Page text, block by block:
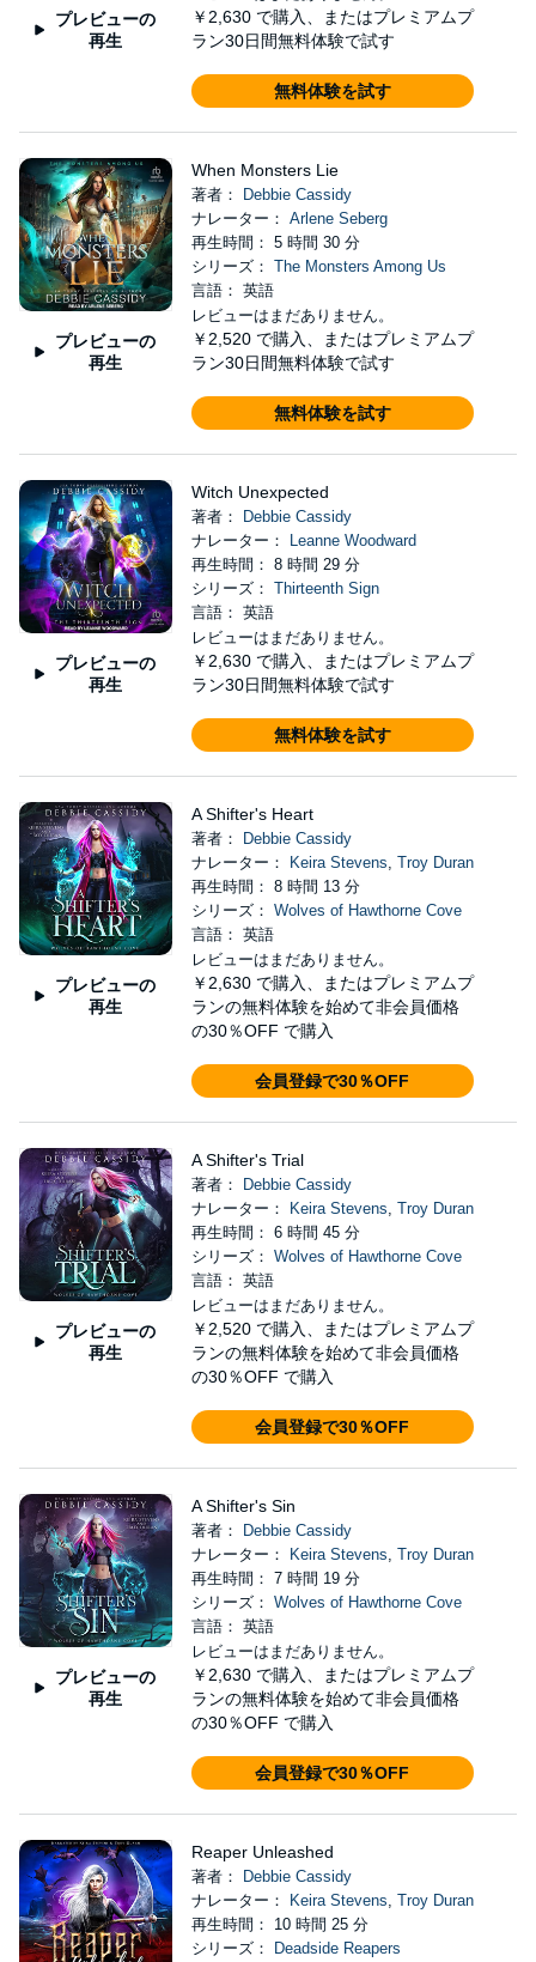
プレビューの
再生
￥2,630 で購入、またはプレミアムプ
ラン30日間無料体験で試す
無料体験を試す
プレビューの
再生
When Monsters Lie
著者：
Debbie Cassidy
ナレーター： Arlene Seberg
再生時間： 5 時間 30 分
シリーズ： The Monsters Among Us
言語： 英語
レビューはまだありません。
￥2,520 で購入、またはプレミアムプ
ラン30日間無料体験で試す
無料体験を試す
プレビューの
再生
Witch Unexpected
著者：
Debbie Cassidy
ナレーター：
Leanne Woodward
再生時間： 8 時間 29 分
シリーズ： Thirteenth Sign
言語： 英語
レビューはまだありません。
￥2,630 で購入、またはプレミアムプ
ラン30日間無料体験で試す
無料体験を試す
プレビューの
再生
A Shifter's Heart
著者：
Debbie Cassidy
ナレーター：
Keira Stevens, Troy Duran
再生時間： 8 時間 13 分
シリーズ： Wolves of Hawthorne Cove
言語： 英語
レビューはまだありません。
￥2,630 で購入、またはプレミアムプ
ランの無料体験を始めて非会員価格
の30％OFF で購入
会員登録で30％OFF
プレビューの
再生
A Shifter's Trial
著者：
Debbie Cassidy
ナレーター：
Keira Stevens, Troy Duran
再生時間： 6 時間 45 分
シリーズ： Wolves of Hawthorne Cove
言語： 英語
レビューはまだありません。
￥2,520 で購入、またはプレミアムプ
ランの無料体験を始めて非会員価格
の30％OFF で購入
会員登録で30％OFF
プレビューの
再生
A Shifter's Sin
著者：
Debbie Cassidy
ナレーター：
Keira Stevens, Troy Duran
再生時間： 7 時間 19 分
シリーズ： Wolves of Hawthorne Cove
言語： 英語
レビューはまだありません。
￥2,630 で購入、またはプレミアムプ
ランの無料体験を始めて非会員価格
の30％OFF で購入
会員登録で30％OFF
Reaper Unleashed
著者：
Debbie Cassidy
ナレーター：
Keira Stevens, Troy Duran
再生時間： 10 時間 25 分
シリーズ：
Deadside Reapers